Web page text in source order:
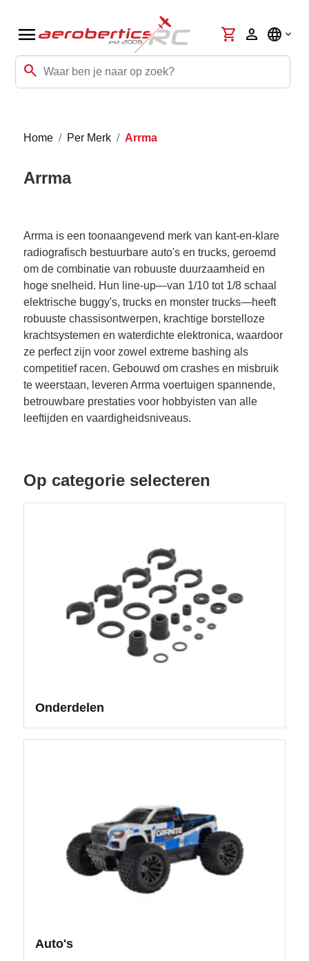
menu
search
shopping_cart person language
Home Per Merk Arrma
Arrma
Arrma is een toonaangevend merk van kant-en-klare
radiografisch bestuurbare auto's en trucks, geroemd
om de combinatie van robuuste duurzaamheid en
hoge snelheid. Hun line-up—van 1/10 tot 1/8 schaal
elektrische buggy's, trucks en monster trucks—heeft
robuuste chassisontwerpen, krachtige borstelloze
krachtsystemen en waterdichte elektronica, waardoor
ze perfect zijn voor zowel extreme bashing als
competitief racen. Gebouwd om crashes en misbruik
te weerstaan, leveren Arrma voertuigen spannende,
betrouwbare prestaties voor hobbyisten van alle
leeftijden en vaardigheidsniveaus.
Op categorie selecteren
Onderdelen
Auto's